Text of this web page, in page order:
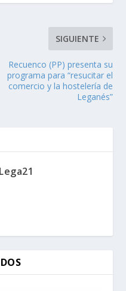
SIGUIENTE
Recuenco (PP) presenta su
programa para “resucitar el
comercio y la hostelería de
Leganés”
Lega21